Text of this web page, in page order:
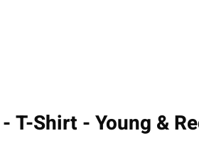
T-Shirt - Young &